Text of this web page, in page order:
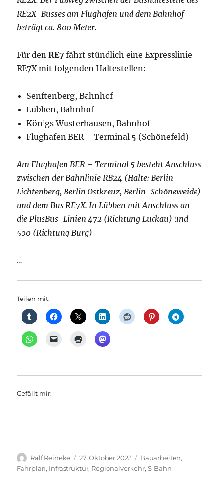
RE2X-Busses am Flughafen und dem Bahnhof
beträgt ca. 800 Meter.
Für denRE7fährt stündlich eine Expresslinie
RE7X mit folgenden Haltestellen:
Senftenberg, Bahnhof
Lübben, Bahnhof
Königs Wusterhausen, Bahnhof
Flughafen BER – Terminal 5 (Schönefeld)
Am Flughafen BER – Terminal 5 besteht Anschluss
zwischen der Bahnlinie RB24 (Halte: Berlin-
Lichtenberg, Berlin Ostkreuz, Berlin-Schöneweide)
und dem Bus RE7X. In Lübben mit Anschluss an
die PlusBus-Linien 472 (Richtung Luckau) und
500 (Richtung Burg)
…
Teilen mit:
Gefällt mir:
Autor
Ralf Reineke
Veröffentlicht
am
27. Oktober 2023 Kategorien
Bauarbeiten,
Fahrplan, Infrastruktur, Regionalverkehr,S-Bahn